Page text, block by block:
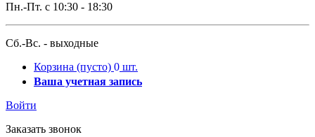
Пн.-Пт. с 10:30 - 18:30
Сб.-Вс. - выходные
Корзина (пусто) 0 шт.
Ваша учетная запись
Войти
Заказать звонок